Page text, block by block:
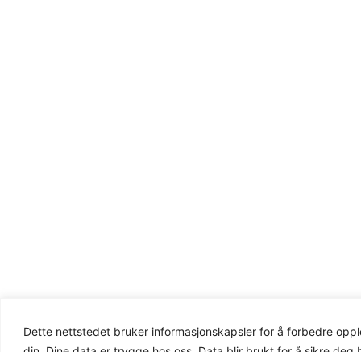
Dette nettstedet bruker informasjonskapsler for å forbedre